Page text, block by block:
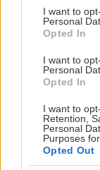
consent section.
I want to
Personal
Opted In
I want to
Personal
Opted In
I want to
Retention,
Personal
Purposes
Opted Out
(ICSI).
η δυνατότητα
από τη
περίπτωση
εφικτό
ωαρίων ή
εξωσωματικής